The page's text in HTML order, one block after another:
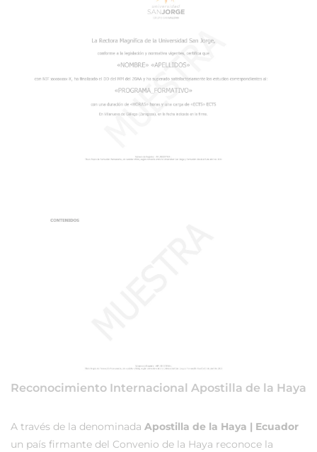
Reconocimiento Internacional Apostilla de la Haya
A través de la denominada Apostilla de la Haya | Ecuador
un país firmante del Convenio de la Haya reconoce la